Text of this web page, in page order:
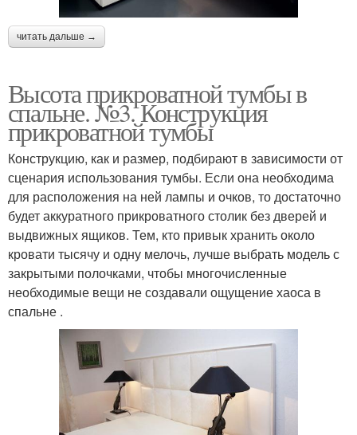
читать дальше →
Высота прикроватной тумбы в
спальне. №3. Конструкция
прикроватной тумбы
Конструкцию, как и размер, подбирают в зависимости от
сценария использования тумбы. Если она необходима
для расположения на ней лампы и очков, то достаточно
будет аккуратного прикроватного столик без дверей и
выдвижных ящиков. Тем, кто привык хранить около
кровати тысячу и одну мелочь, лучше выбрать модель с
закрытыми полочками, чтобы многочисленные
необходимые вещи не создавали ощущение хаоса в
спальне .